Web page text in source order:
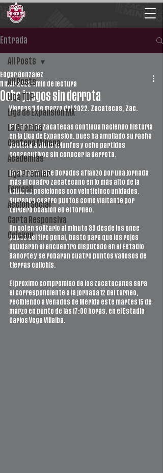
Entrada
All Posts
Liga TDP
Liga de Expansión MX
La Crónica
Cantera Minera
Academias
Liga Premier
Femenil
Acción Social
Carta Responsiva
Ceickor
All Posts
Ocho juegos sin derrota
Edgar Gonzalez
11 mar 2022 1 min de lectura
Viernes 11 de marzo del 2022. Zacatecas, Zac.
Mineros de Zacatecas continúa haciendo historia
en la Liga de Expansión, pues ha ampliado su racha
positiva a siete triunfos y ocho partidos
consecutivos sin conocer la derrota.
La victoria ante Dorados afianzó por una jornada
más al cuadro zacatecano en lo más alto de la
tabla de posiciones con veinticinco unidades.
Sumando cuatro puntos como visitante por
tercera ocasión en el torneo.
Un gol en solitario al minuto 39 desde los once
pasos del tiro penal, bastó para que los rojos
liquidaran el encuentro disputado en el Estadio
Banorte y se robaran cuatro puntos valiosos de
tierras culichis.
El próximo compromiso de los zacatecanos será
el correspondiente a la jornada 12 del torneo,
recibiendo a Venados de Mérida este martes 15 de
marzo en punto de las 17:00 horas, en el Estadio
Carlos Vega Villalba.